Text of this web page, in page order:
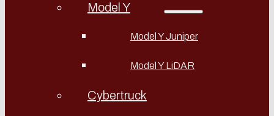
Model Y
Model Y Juniper
Model Y LiDAR
Cybertruck